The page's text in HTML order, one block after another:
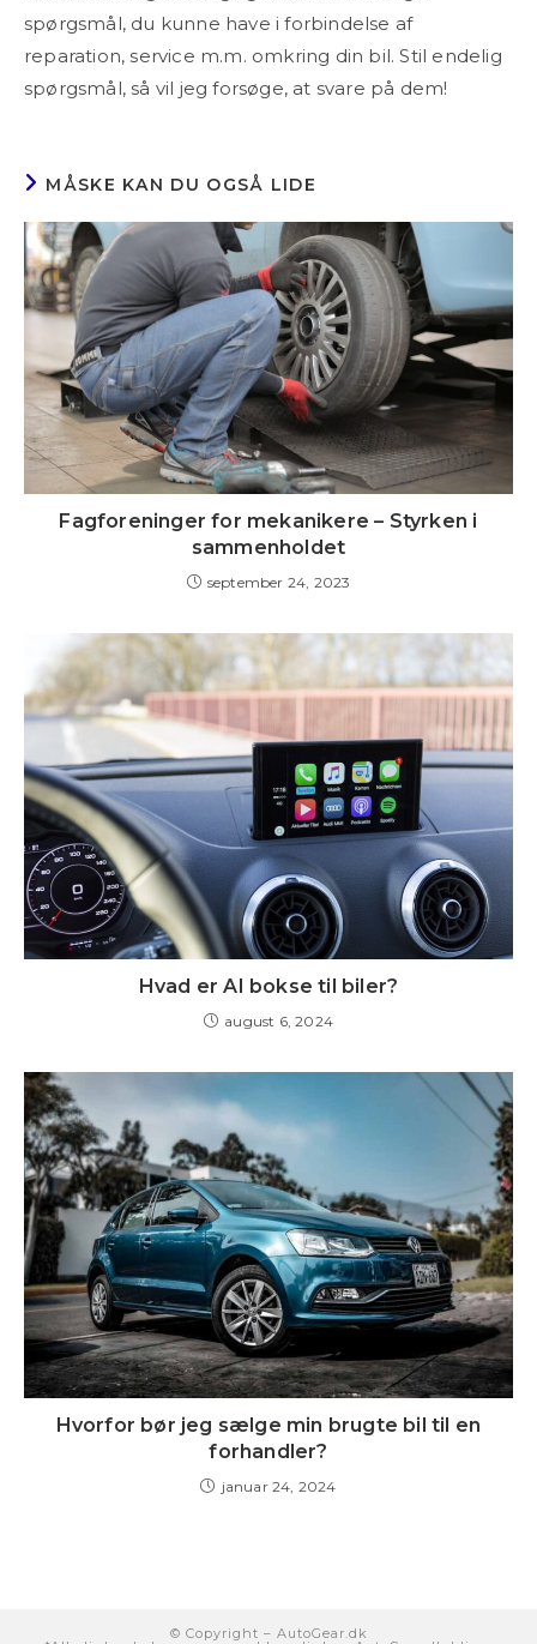
spørgsmål, du kunne have i forbindelse af
reparation, service m.m. omkring din bil. Stil endelig
spørgsmål, så vil jeg forsøge, at svare på dem!
MÅSKE KAN DU OGSÅ LIDE
Fagforeninger for mekanikere – Styrken i
sammenholdet
september 24, 2023
Hvad er AI bokse til biler?
august 6, 2024
Hvorfor bør jeg sælge min brugte bil til en
forhandler?
januar 24, 2024
© Copyright – AutoGear.dk